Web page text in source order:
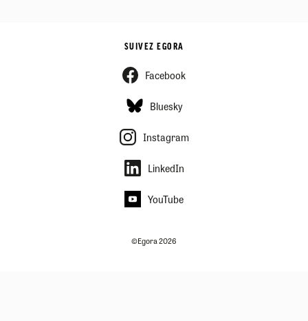
SUIVEZ EGORA
Facebook
Bluesky
Instagram
LinkedIn
YouTube
©Egora 2026